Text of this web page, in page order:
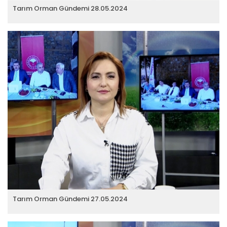
Tarım Orman Gündemi 28.05.2024
Tarım Orman Gündemi 27.05.2024